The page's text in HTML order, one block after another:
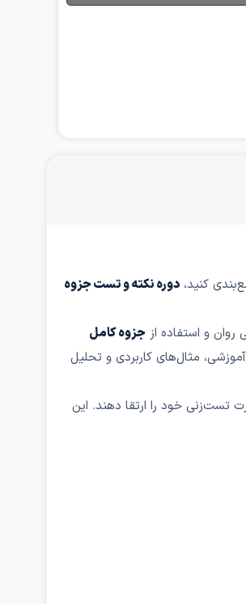
کنید، دوره نکته و تست جزوه
و استفاده از جزوه کامل
مثال‌های کاربردی و تحلیل
تست‌زنی خود را ارتقا دهند. این